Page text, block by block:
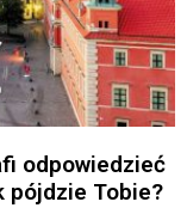
odpowiedzieć
pójdzie Tobie?